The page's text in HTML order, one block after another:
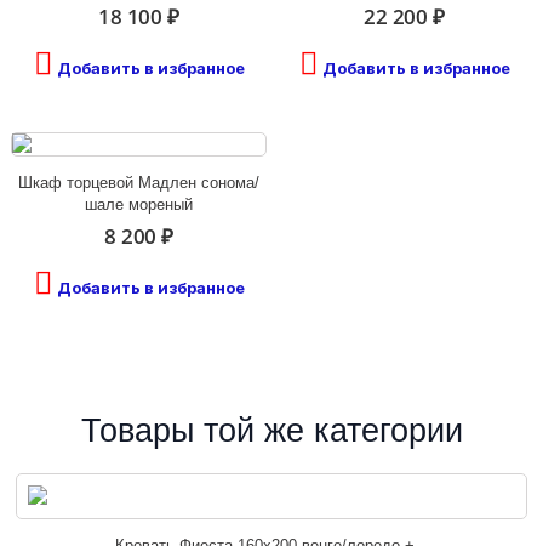
18 100 ₽
Добавить в избранное
22 200 ₽
Добавить в избранное
Шкаф торцевой Мадлен сонома/
шале мореный
8 200 ₽
Добавить в избранное
Товары той же категории